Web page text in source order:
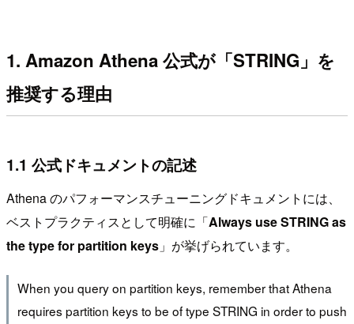
1. Amazon Athena 公式が「STRING」を
推奨する理由
1.1 公式ドキュメントの記述
Athena のパフォーマンスチューニングドキュメントには、
ベストプラクティスとして明確に「Always use STRING as
the type for partition keys 」が挙げられています。
When you query on partition keys, remember that Athena
requires partition keys to be of type STRING in order to push